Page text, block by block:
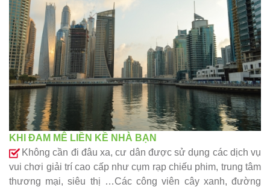
KHI ĐAM MÊ LIỀN KỀ NHÀ BẠN
Không cần đi đâu xa, cư dân được sử dụng các dịch vụ
vui chơi giải trí cao cấp như cụm rạp chiếu phim, trung tâm
thương mại, siêu thị …Các công viên cây xanh, đường